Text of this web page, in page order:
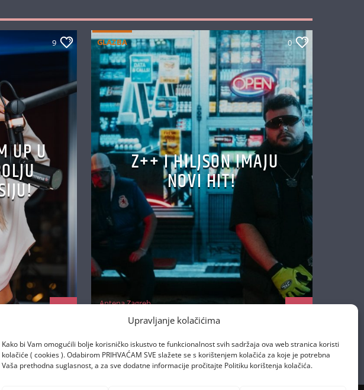
Upravljanje kolačićima
Kako bi Vam omogućili bolje korisničko iskustvo te funkcionalnost svih sadržaja ova web stranica koristi
kolačiće ( cookies ). Odabirom PRIHVAĆAM SVE slažete se s korištenjem kolačića za koje je potrebna
Vaša prethodna suglasnost, a za sve dodatne informacije pročitajte Politiku korištenja kolačića.
9
UP U
GLAZBA 0
Z++ I HILJSON IMAJU
NOVI HIT!
Antena Zagreb